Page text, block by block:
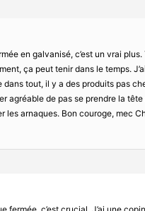
en galvanisé, c’est un vrai
ça peut tenir dans le temps.
dans tout, il y a des produits pas
agréable de pas se prendre la
les arnaques. Bon couroge, mec